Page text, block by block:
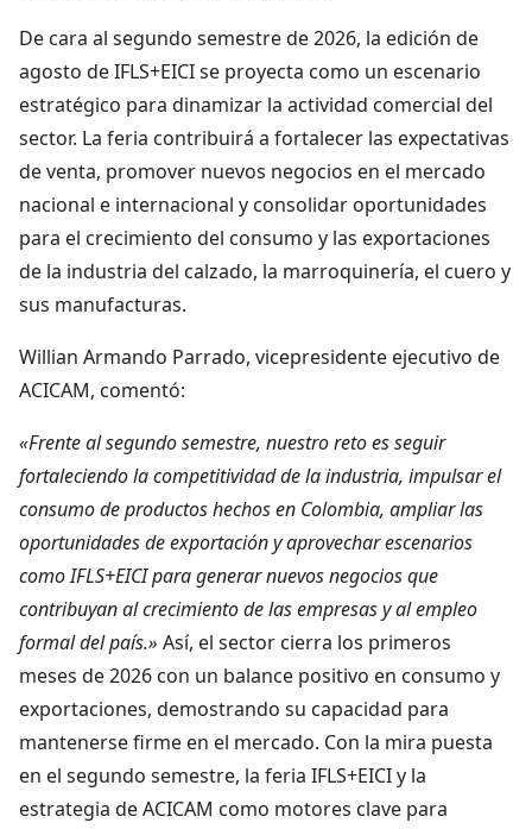
De cara al segundo semestre de 2026, la edición de
agosto de IFLS+EICI se proyecta como un escenario
estratégico para dinamizar la actividad comercial del
sector. La feria contribuirá a fortalecer las expectativas
de venta, promover nuevos negocios en el mercado
nacional e internacional y consolidar oportunidades
para el crecimiento del consumo y las exportaciones
de la industria del calzado, la marroquinería, el cuero y
sus manufacturas.
Willian Armando Parrado, vicepresidente ejecutivo de
ACICAM, comentó:
«Frente al segundo semestre, nuestro reto es seguir
fortaleciendo la competitividad de la industria, impulsar el
consumo de productos hechos en Colombia, ampliar las
oportunidades de exportación y aprovechar escenarios
como IFLS+EICI para generar nuevos negocios que
contribuyan al crecimiento de las empresas y al empleo
formal del país.» Así, el sector cierra los primeros
meses de 2026 con un balance positivo en consumo y
exportaciones, demostrando su capacidad para
mantenerse firme en el mercado. Con la mira puesta
en el segundo semestre, la feria IFLS+EICI y la
estrategia de ACICAM como motores clave para